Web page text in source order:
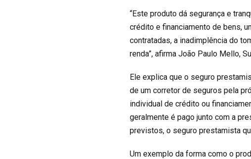
“Este produto dá segurança e
crédito e financiamento de bens,
contratadas, a inadimplência do
renda”, afirma João Paulo Mello,
Ele explica que o seguro
de um corretor de seguros pela
individual de crédito ou
geralmente é pago junto com a
previstos, o seguro prestamista
Um exemplo da forma como o